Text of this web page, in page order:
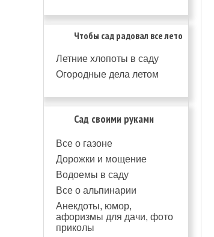
Чтобы сад радовал все лето
Летние хлопоты в саду
Огородные дела летом
Сад своими руками
Все о газоне
Дорожки и мощение
Водоемы в саду
Все о альпинарии
Анекдоты, юмор,
афоризмы для дачи, фото
приколы